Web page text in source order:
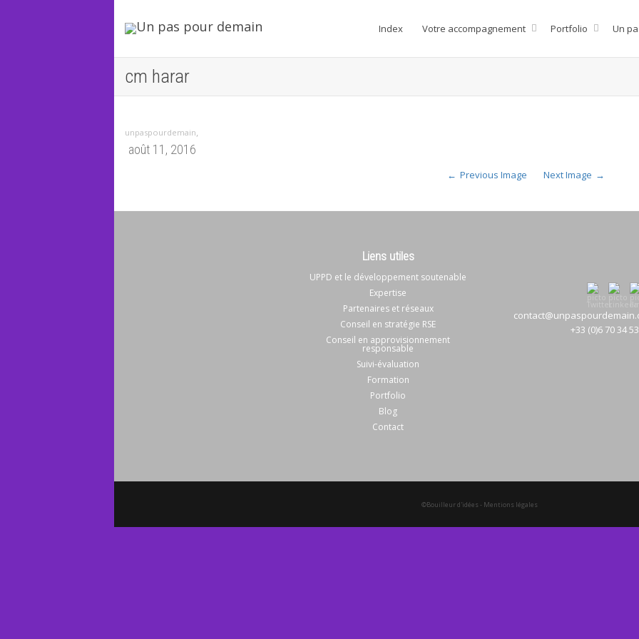
Index Votre accompagnement Portfolio Un
cm harar
unpaspourdemain,
août 11, 2016
Previous Image Next Image
Liens utiles
UPPD et le développement soutenable
Expertise
Partenaires et réseaux
Conseil en stratégie RSE
Conseil en approvisionnement
responsable
Suivi-évaluation
Formation
Portfolio
Blog
Contact
+33 (0)6 70 34
©Bouilleur d'idées - Mentions légales